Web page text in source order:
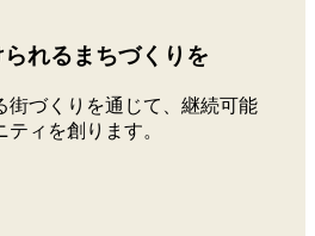
れるまちづくりを
街づくりを通じて、継続可能
ティを創ります。